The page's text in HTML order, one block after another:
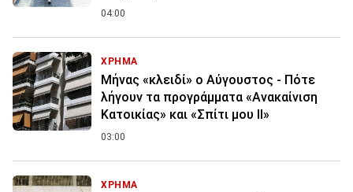
04:00
ΧΡΗΜΑ
Μήνας «κλειδί» ο Αύγουστος - Πότε
λήγουν τα προγράμματα «Ανακαίνιση
Κατοικίας» και «Σπίτι μου ΙΙ»
03:00
ΧΡΗΜΑ